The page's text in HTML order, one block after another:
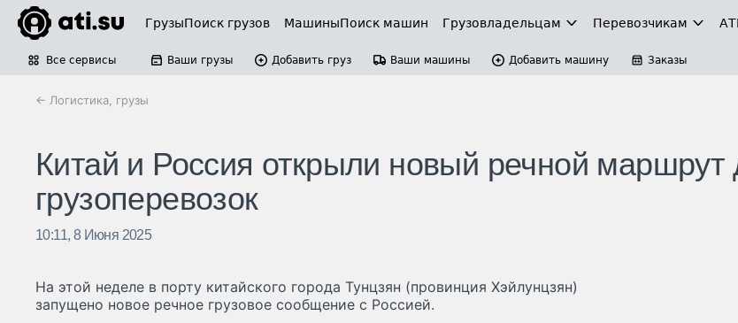
ГрузыПоиск грузов МашиныПоиск машин Грузовладельцам Перевозчикам
Все сервисы Ваши грузы Добавить груз Ваши машины Добавить машину Заказы
← Логистика, грузы
Китай и Россия открыли новый речной маршрут
грузоперевозок
10:11, 8 Июня 2025
На этой неделе в порту китайского города Тунцзян (провинция Хэйлунцзян)
запущено новое речное грузовое сообщение с Россией.